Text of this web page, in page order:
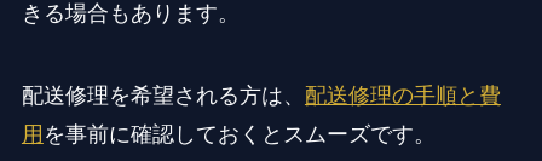
きる場合もあります。
配送修理を希望される方は、 配送修理の手順と費
用 を事前に確認しておくとスムーズです。